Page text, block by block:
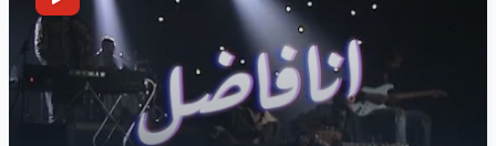
دي حياة
جديدةعليا وهقولك
www.lyrics-arabic.com